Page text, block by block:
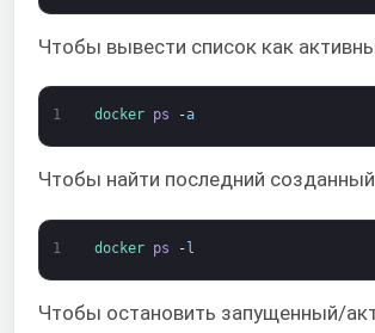
Чтобы вывести список как
1 docker ps -a
Чтобы найти последний
1 docker ps -l
Чтобы остановить запущенный/